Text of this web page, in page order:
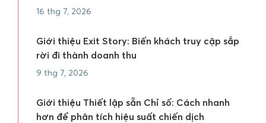
16 thg 7, 2026
Giới thiệu Exit Story: Biến khách truy cập sắp
rời đi thành doanh thu
9 thg 7, 2026
Giới thiệu Thiết lập sẵn Chỉ số: Cách nhanh
hơn để phân tích hiệu suất chiến dịch